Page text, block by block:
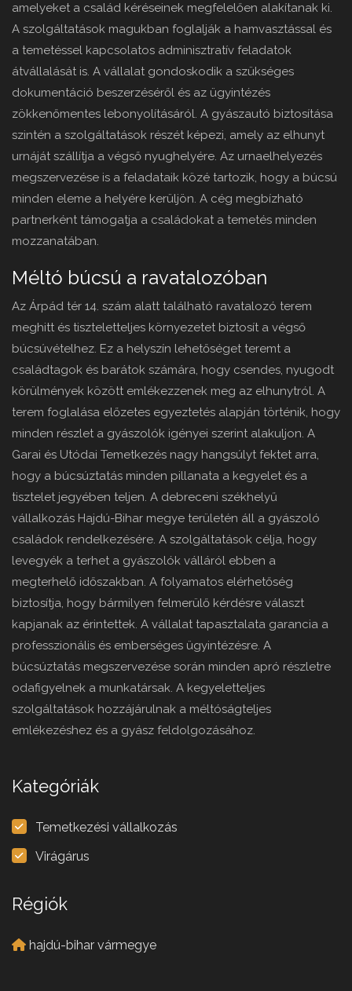
amelyeket a család kéréseinek megfelelően alakítanak ki.
A szolgáltatások magukban foglalják a hamvasztással és
a temetéssel kapcsolatos adminisztratív feladatok
átvállalását is. A vállalat gondoskodik a szükséges
dokumentáció beszerzéséről és az ügyintézés
zökkenőmentes lebonyolításáról. A gyászautó biztosítása
szintén a szolgáltatások részét képezi, amely az elhunyt
urnáját szállítja a végső nyughelyére. Az urnaelhelyezés
megszervezése is a feladataik közé tartozik, hogy a búcsú
minden eleme a helyére kerüljön. A cég megbízható
partnerként támogatja a családokat a temetés minden
mozzanatában.
Méltó búcsú a ravatalozóban
Az Árpád tér 14. szám alatt található ravatalozó terem
meghitt és tiszteletteljes környezetet biztosít a végső
búcsúvételhez. Ez a helyszín lehetőséget teremt a
családtagok és barátok számára, hogy csendes, nyugodt
körülmények között emlékezzenek meg az elhunytról. A
terem foglalása előzetes egyeztetés alapján történik, hogy
minden részlet a gyászolók igényei szerint alakuljon. A
Garai és Utódai Temetkezés nagy hangsúlyt fektet arra,
hogy a búcsúztatás minden pillanata a kegyelet és a
tisztelet jegyében teljen. A debreceni székhelyű
vállalkozás Hajdú-Bihar megye területén áll a gyászoló
családok rendelkezésére. A szolgáltatások célja, hogy
levegyék a terhet a gyászolók válláról ebben a
megterhelő időszakban. A folyamatos elérhetőség
biztosítja, hogy bármilyen felmerülő kérdésre választ
kapjanak az érintettek. A vállalat tapasztalata garancia a
professzionális és emberséges ügyintézésre. A
búcsúztatás megszervezése során minden apró részletre
odafigyelnek a munkatársak. A kegyeletteljes
szolgáltatások hozzájárulnak a méltóságteljes
emlékezéshez és a gyász feldolgozásához.
Kategóriák
Temetkezési vállalkozás
Virágárus
Régiók
hajdú-bihar vármegye